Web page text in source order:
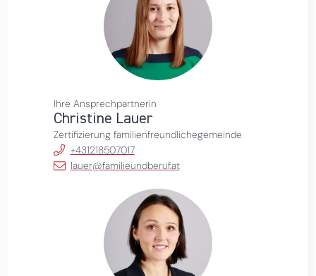
Ihre Ansprechpartnerin
Christine Lauer
Zertifizierung familienfreundlichegemeinde
+431218507017
lauer@familieundberuf.at